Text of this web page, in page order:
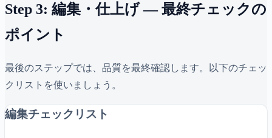
Step 3: 編集・仕上げ — 最終チェックの
ポイント
最後のステップでは、品質を最終確認します。以下のチェッ
クリストを使いましょう。
編集チェックリスト